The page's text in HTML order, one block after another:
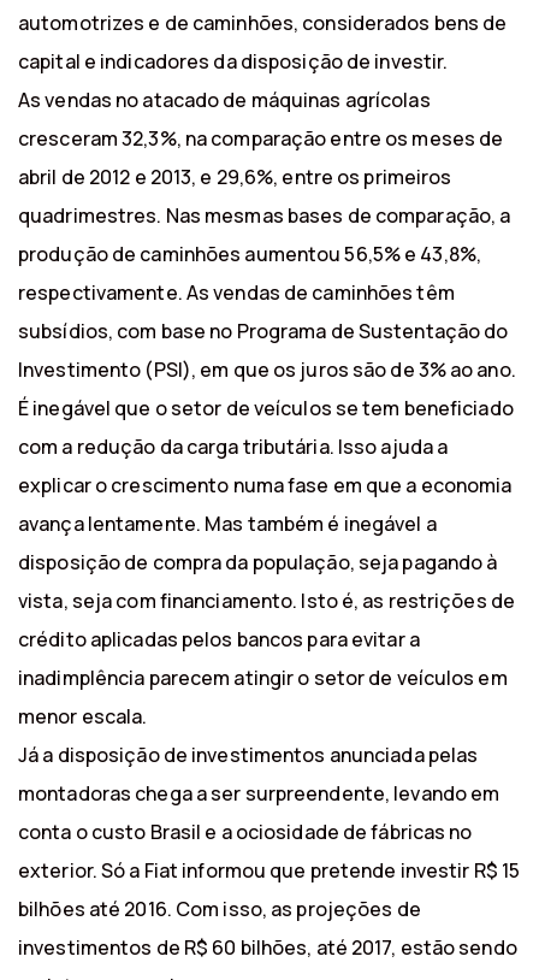
automotrizes e de caminhões, considerados bens de
capital e indicadores da disposição de investir.
As vendas no atacado de máquinas agrícolas
cresceram 32,3%, na comparação entre os meses de
abril de 2012 e 2013, e 29,6%, entre os primeiros
quadrimestres. Nas mesmas bases de comparação, a
produção de caminhões aumentou 56,5% e 43,8%,
respectivamente. As vendas de caminhões têm
subsídios, com base no Programa de Sustentação do
Investimento (PSI), em que os juros são de 3% ao ano.
É inegável que o setor de veículos se tem beneficiado
com a redução da carga tributária. Isso ajuda a
explicar o crescimento numa fase em que a economia
avança lentamente. Mas também é inegável a
disposição de compra da população, seja pagando à
vista, seja com financiamento. Isto é, as restrições de
crédito aplicadas pelos bancos para evitar a
inadimplência parecem atingir o setor de veículos em
menor escala.
Já a disposição de investimentos anunciada pelas
montadoras chega a ser surpreendente, levando em
conta o custo Brasil e a ociosidade de fábricas no
exterior. Só a Fiat informou que pretende investir R$ 15
bilhões até 2016. Com isso, as projeções de
investimentos de R$ 60 bilhões, até 2017, estão sendo